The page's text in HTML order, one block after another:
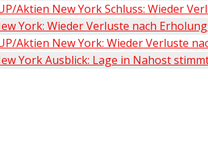
Aktien New York Schluss: Wieder
York: Wieder Verluste nach
Aktien New York: Wieder Verluste
York Ausblick: Lage in Nahost